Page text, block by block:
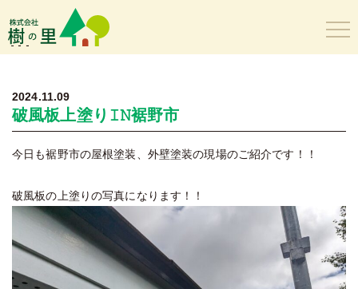
樹の里
2024.11.09
破風板上塗り𝙸𝙽裾野市
今日も裾野市の屋根塗装、外壁塗装の現場のご紹介です！！
破風板の上塗りの写真になります！！